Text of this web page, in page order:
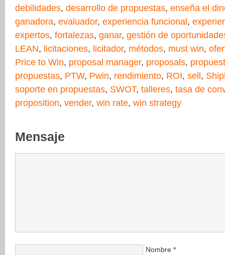
debilidades, desarrollo de propuestas, enseña el
ganadora, evaluador, experiencia funcional ,
expertos, fortalezas, ganar, gestión de
LEAN, licitaciones, licitador, métodos, must win,
Price to Win, proposal manager, proposals,
propuestas, PTW, Pwin, rendimiento, ROI, sell ,
soporte en propuestas, SWOT, talleres, tasa de
proposition, vender, win rate, win strategy
Mensaje
Nombre *